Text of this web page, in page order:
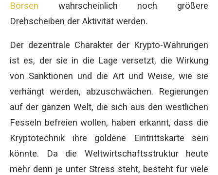
Börsen wahrscheinlich noch größere
Drehscheiben der Aktivität werden.
Der dezentrale Charakter der Krypto-Währungen
ist es, der sie in die Lage versetzt, die Wirkung
von Sanktionen und die Art und Weise, wie sie
verhängt werden, abzuschwächen. Regierungen
auf der ganzen Welt, die sich aus den westlichen
Fesseln befreien wollen, haben erkannt, dass die
Kryptotechnik ihre goldene Eintrittskarte sein
könnte. Da die Weltwirtschaftsstruktur heute
mehr denn je unter Stress steht, besteht für viele